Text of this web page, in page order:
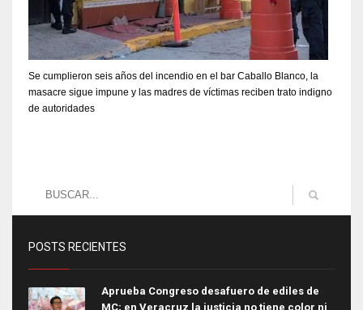
Se cumplieron seis años del incendio en el bar Caballo Blanco, la
masacre sigue impune y las madres de víctimas reciben trato indigno
de autoridades
POSTS RECIENTES
Aprueba Congreso desafuero de ediles de
MC; en Veracruz la justicia no tiene color ni